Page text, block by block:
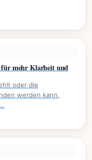
für mehr Klarheit und
oder die
werden kann,